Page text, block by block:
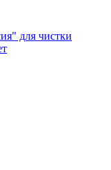
для чистки